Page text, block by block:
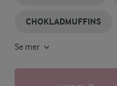
CHOKLADMUFFINS
Se mer